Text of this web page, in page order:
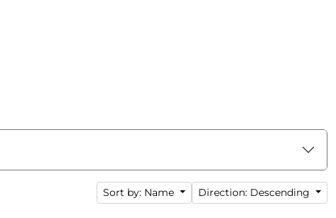
Sort by: Name Direction: Descending